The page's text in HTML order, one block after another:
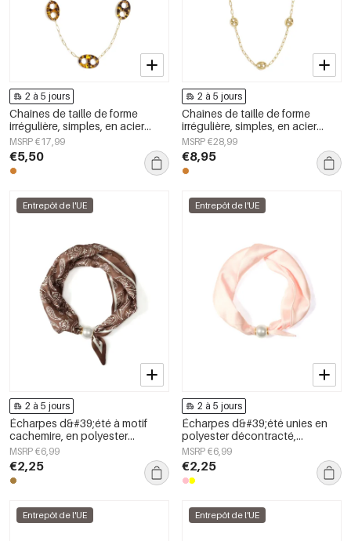
2 à 5 jours
Chaînes de taille de forme
irrégulière, simples, en acier
inoxydable, accessoires du
quotidien
MSRP €17,99
€5,50
2 à 5 jours
Chaînes de taille de forme
irrégulière, simples, en acier
inoxydable, accessoires du
quotidien
MSRP €28,99
€8,95
Entrepôt de l'UE
2 à 5 jours
Écharpes d&#39;été à motif
cachemire, en polyester
décontracté, accessoires du
quotidien
MSRP €6,99
€2,25
Entrepôt de l'UE
2 à 5 jours
Écharpes d&#39;été unies en
polyester décontracté,
accessoires du quotidien
MSRP €6,99
€2,25
Entrepôt de l'UE Entrepôt de l'UE